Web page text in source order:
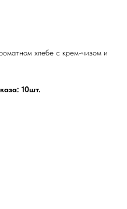
хлебе с крем-чизом и
10шт.